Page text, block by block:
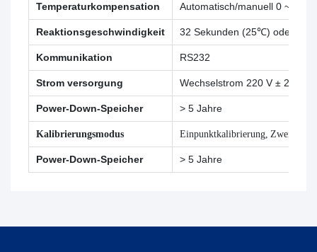
Temperaturkompensation Automatisch/manuell 0 ~
Reaktionsgeschwindigkeit 32 Sekunden (25℃) oder 50
Kommunikation RS232
Strom versorgung Wechselstrom 220 V ± 22 V,
Power-Down-Speicher > 5 Jahre
Kalibrierungsmodus Einpunktkalibrierung,
Power-Down-Speicher > 5 Jahre